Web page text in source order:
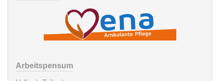
Arbeitspensum